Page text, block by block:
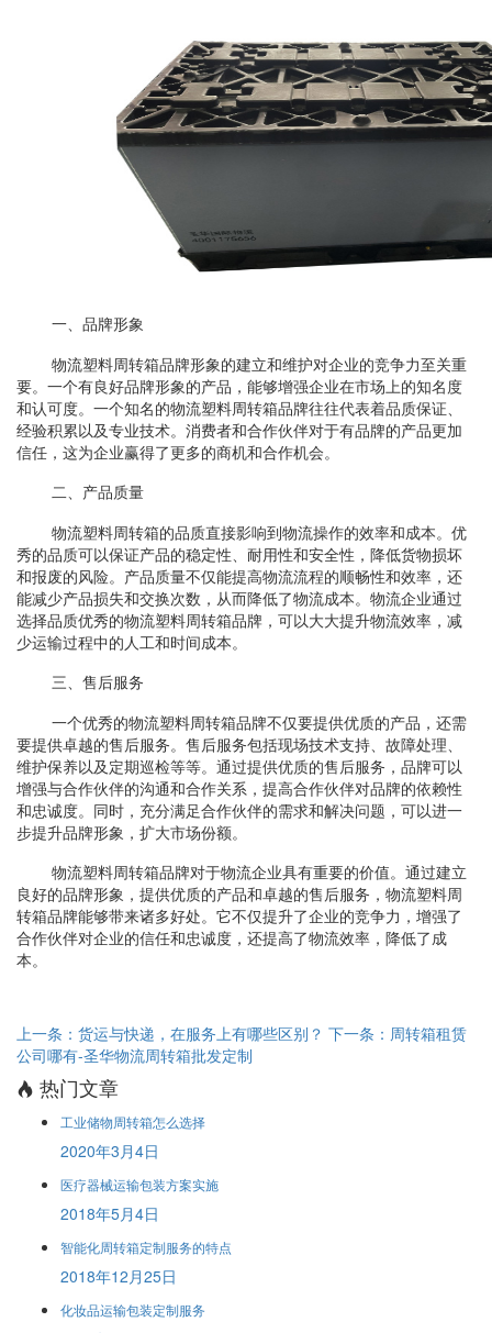
一、品牌形象
物流塑料周转箱品牌形象的建立和维护对企业的竞争力至关重
要。一个有良好品牌形象的产品，能够增强企业在市场上的知名度
和认可度。一个知名的物流塑料周转箱品牌往往代表着品质保证、
经验积累以及专业技术。消费者和合作伙伴对于有品牌的产品更加
信任，这为企业赢得了更多的商机和合作机会。
二、产品质量
物流塑料周转箱的品质直接影响到物流操作的效率和成本。优
秀的品质可以保证产品的稳定性、耐用性和安全性，降低货物损坏
和报废的风险。产品质量不仅能提高物流流程的顺畅性和效率，还
能减少产品损失和交换次数，从而降低了物流成本。物流企业通过
选择品质优秀的物流塑料周转箱品牌，可以大大提升物流效率，减
少运输过程中的人工和时间成本。
三、售后服务
一个优秀的物流塑料周转箱品牌不仅要提供优质的产品，还需
要提供卓越的售后服务。售后服务包括现场技术支持、故障处理、
维护保养以及定期巡检等等。通过提供优质的售后服务，品牌可以
增强与合作伙伴的沟通和合作关系，提高合作伙伴对品牌的依赖性
和忠诚度。同时，充分满足合作伙伴的需求和解决问题，可以进一
步提升品牌形象，扩大市场份额。
物流塑料周转箱品牌对于物流企业具有重要的价值。通过建立
良好的品牌形象，提供优质的产品和卓越的售后服务，物流塑料周
转箱品牌能够带来诸多好处。它不仅提升了企业的竞争力，增强了
合作伙伴对企业的信任和忠诚度，还提高了物流效率，降低了成
本。
上一条：货运与快递，在服务上有哪些区别？ 下一条：周转箱租赁
公司哪有-圣华物流周转箱批发定制
热门文章
工业储物周转箱怎么选择
2020年3月4日
医疗器械运输包装方案实施
2018年5月4日
智能化周转箱定制服务的特点
2018年12月25日
化妆品运输包装定制服务